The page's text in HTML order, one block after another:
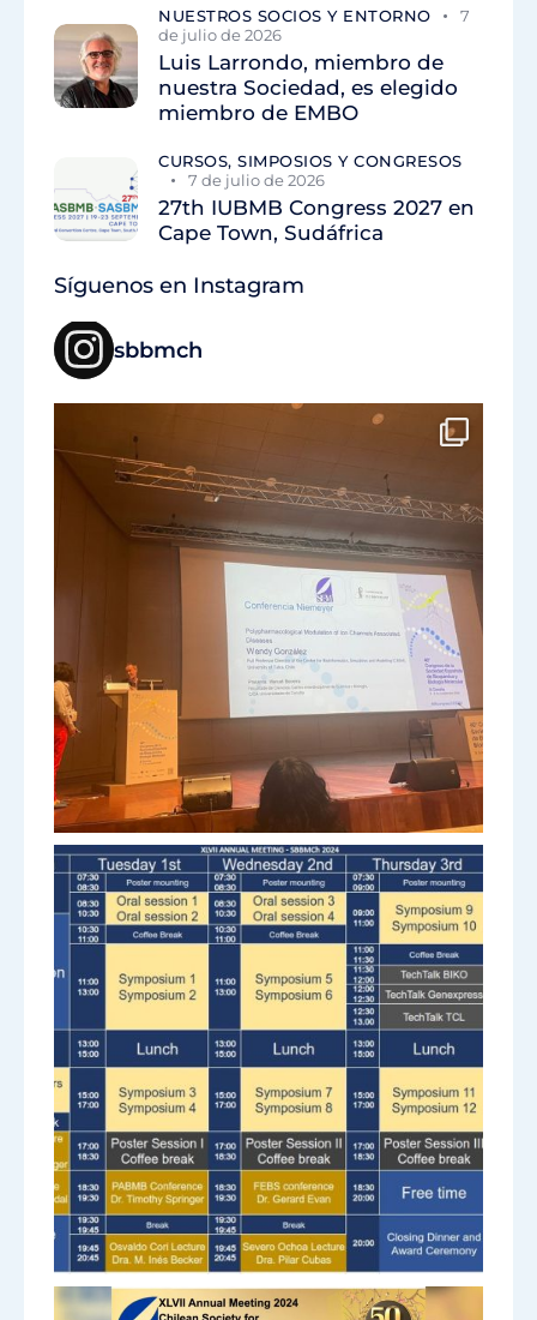
NUESTROS SOCIOS Y ENTORNO
7
de julio de 2026
Luis Larrondo, miembro de
nuestra Sociedad, es elegido
miembro de EMBO
CURSOS, SIMPOSIOS Y CONGRESOS
7 de julio de 2026
27th IUBMB Congress 2027 en
Cape Town, Sudáfrica
Síguenos en Instagram
sbbmch